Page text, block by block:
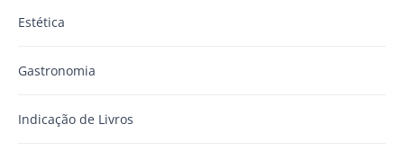
Estética
Gastronomia
Indicação de Livros